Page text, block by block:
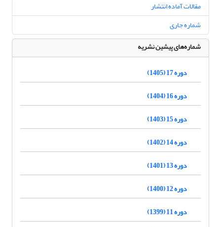
مقالات آماده انتشار
شماره جاری
شماره‌های پیشین نشریه
دوره 17 (1405)
دوره 16 (1404)
دوره 15 (1403)
دوره 14 (1402)
دوره 13 (1401)
دوره 12 (1400)
دوره 11 (1399)